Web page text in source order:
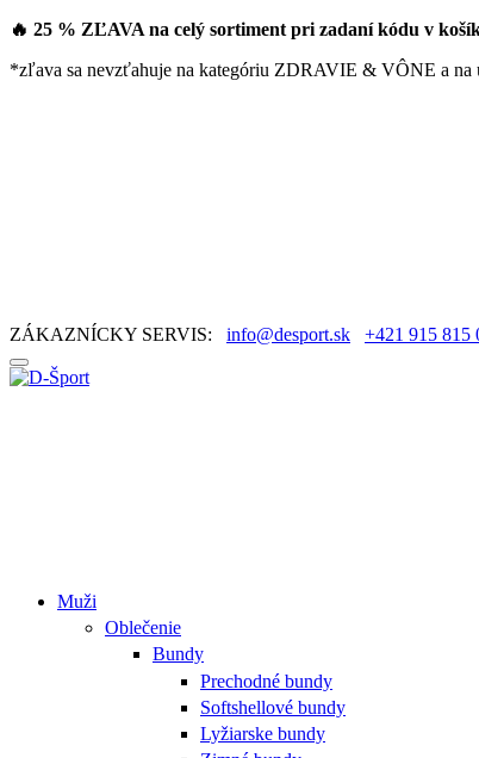
🔥 25 % ZĽAVA na celý sortiment pri zadaní kódu v
*zľava sa nevzťahuje na kategóriu ZDRAVIE & VÔNE a na
ZÁKAZNÍCKY SERVIS: info@desport.sk +421 915 815
Muži
Oblečenie
Bundy
Prechodné bundy
Softshellové bundy
Lyžiarske bundy